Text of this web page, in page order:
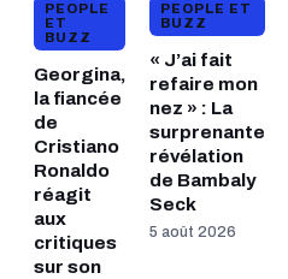
PEOPLE
ET
BUZZ
Georgina,
la fiancée
de
Cristiano
Ronaldo
réagit
aux
critiques
sur son
PEOPLE ET
BUZZ
« J’ai fait
refaire mon
nez » : La
surprenante
révélation
de Bambaly
Seck
5 août 2026